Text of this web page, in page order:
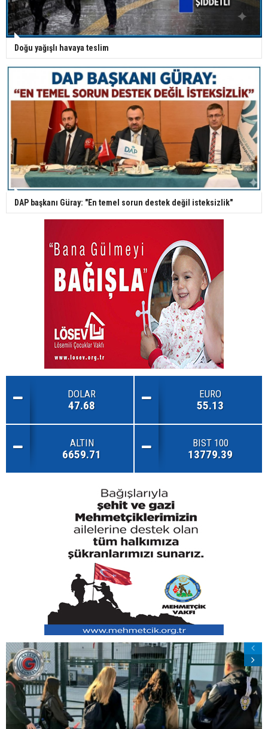
Doğu yağışlı havaya teslim
DAP başkanı Güray: "En temel sorun destek değil isteksizlik"
DOLAR
47.68
EURO
55.13
ALTIN
6659.71
BIST 100
13779.39